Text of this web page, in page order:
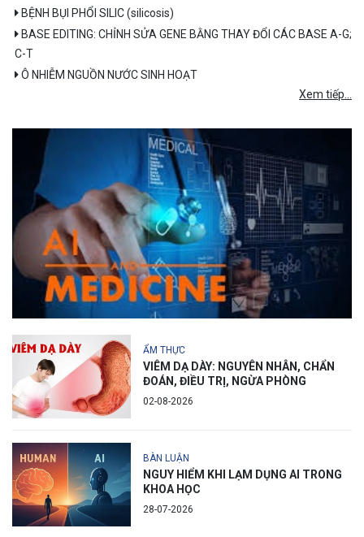
BỆNH BỤI PHỔI SILIC (silicosis)
BASE EDITING: CHỈNH SỬA GENE BẰNG THAY ĐỔI CÁC BASE A-G;
C-T
Ô NHIỄM NGUỒN NƯỚC SINH HOẠT
Xem tiếp...
ẨM THỰC
VIÊM DẠ DÀY: NGUYÊN NHÂN, CHẨN
ĐOÁN, ĐIỀU TRỊ, NGỪA PHÒNG
02-08-2026
BÀN LUẬN
NGUY HIỂM KHI LẠM DỤNG AI TRONG
KHOA HỌC
28-07-2026